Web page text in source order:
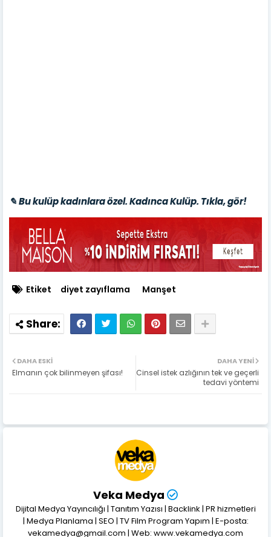
✎ Bu kulüp kadınlara özel. Kadınca Kulüp. Tıkla, gör!
Etiket diyet zayıflama Manşet
DAHA YENI
Cinsel istek azlığının tek ve geçerli
tedavi yöntemi
DAHA ESKI
Elmanın çok bilinmeyen şifası!
Veka Medya
Dijital Medya Yayıncılığı | Tanıtım Yazısı | Backlink | PR hizmetleri
| Medya Planlama | SEO | TV Film Program Yapım | E-posta:
vekamedya@gmail.com | Web: www.vekamedya.com